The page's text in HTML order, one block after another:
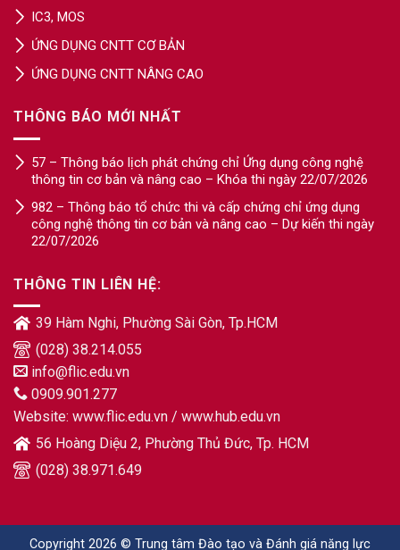
ỨNG DỤNG CNTT CƠ BẢN
ỨNG DỤNG CNTT NÂNG CAO
IC3, MOS
THÔNG BÁO MỚI NHẤT
57 – Thông báo lịch phát chứng chỉ Ứng dụng công nghệ
thông tin cơ bản và nâng cao – Khóa thi ngày 22/07/2026
982 – Thông báo tổ chức thi và cấp chứng chỉ ứng dụng
công nghệ thông tin cơ bản và nâng cao – Dự kiến thi ngày
22/07/2026
THÔNG TIN LIÊN HỆ:
39 Hàm Nghi, Phường Sài Gòn, Tp.HCM
(028) 38.214.055
info@flic.edu.vn
0909.901.277
Website: www.flic.edu.vn / www.hub.edu.vn
56 Hoàng Diệu 2, Phường Thủ Đức, Tp. HCM
(028) 38.971.649
Copyright 2026 © Trung tâm Đào tạo và Đánh giá năng lực